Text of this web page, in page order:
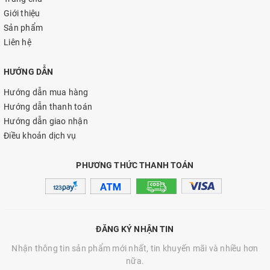
LƯU Ý:
Tránh xa tầm tay trẻ em. Ngưng sử dụng nếu da bị kích ứng.
Dung Tích 8ml
Giới thiệu
Sản phẩm
Liên hệ
HƯỚNG DẪN
Hướng dẫn mua hàng
Hướng dẫn thanh toán
Hướng dẫn giao nhận
Điều khoản dịch vụ
PHƯƠNG THỨC THANH TOÁN
ĐĂNG KÝ NHẬN TIN
Nhận thông tin sản phẩm mới nhất, tin khuyến mãi và nhiều hơn
nữa.